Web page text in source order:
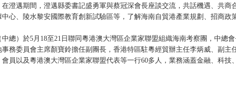
澄邁期間，澄邁縣委書記盛勇軍與蔡冠深會長座談交流，共話機遇、共商
心、陵水黎安國際教育創新試驗區等，了解海南自貿港產業規劃、招商政
總）於5月18至21日聯同粵港澳大灣區企業家聯盟組織海南考察團，中總
務委員會主席顏寶鈴擔任副團長，香港特區駐粵經貿辦主任李炳威、副主
員以及粵港澳大灣區企業家聯盟代表等一行60多人，業務涵蓋金融、科技